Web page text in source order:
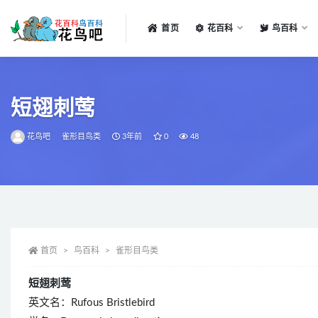
首页 花百科 鸟百科
短翅刺莺
花鸟吧 雀形目鸟类 3年前 0 48
首页 鸟百科 雀形目鸟类
短翅刺莺
英文名：Rufous Bristlebird